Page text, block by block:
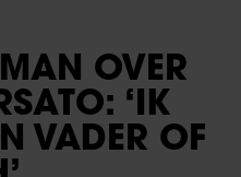
OVER
‘IK
VADER OF